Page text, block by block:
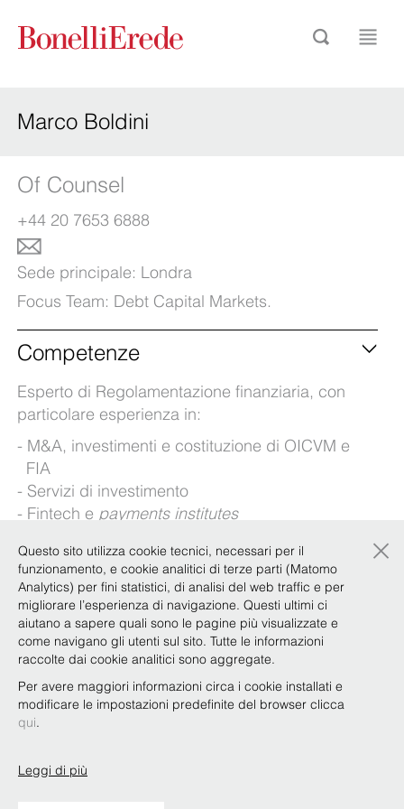
Marco Boldini
Of Counsel
+44 20 7653 6888
Sede principale: Londra
Focus Team: Debt Capital Markets.
Competenze
Esperto di Regolamentazione finanziaria, con
particolare esperienza in:
M&A, investimenti e costituzione di OICVM e
FIA
Servizi di investimento
Fintech e payments institutes
È membro del Focus Team Debt Capital Markets.
Lingue straniere: inglese
Esperienze
Qualifiche e attività accademica
Questo sito utilizza cookie tecnici, necessari per il
funzionamento, e cookie analitici di terze parti (Matomo
Analytics) per fini statistici, di analisi del web traffic e per
migliorare l’esperienza di navigazione. Questi ultimi ci
aiutano a sapere quali sono le pagine più visualizzate e
come navigano gli utenti sul sito. Tutte le informazioni
raccolte dai cookie analitici sono aggregate.
Per avere maggiori informazioni circa i cookie installati e
modificare le impostazioni predefinite del browser clicca
qui.
Leggi di più
×